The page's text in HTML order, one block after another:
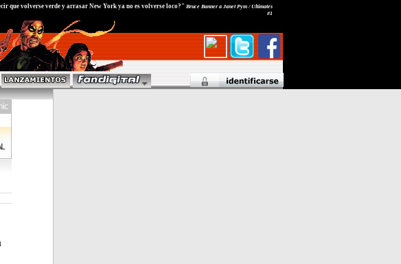
que volverse verde y arrasar New York ya no es volverse loco?" Bruce Banner a Janet Pym / Ultimates
#1